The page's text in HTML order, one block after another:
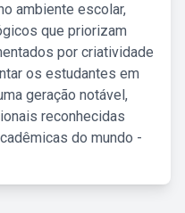
ambiente escolar,
que priorizam
por criatividade
os estudantes em
geração notável,
reconhecidas
do mundo -